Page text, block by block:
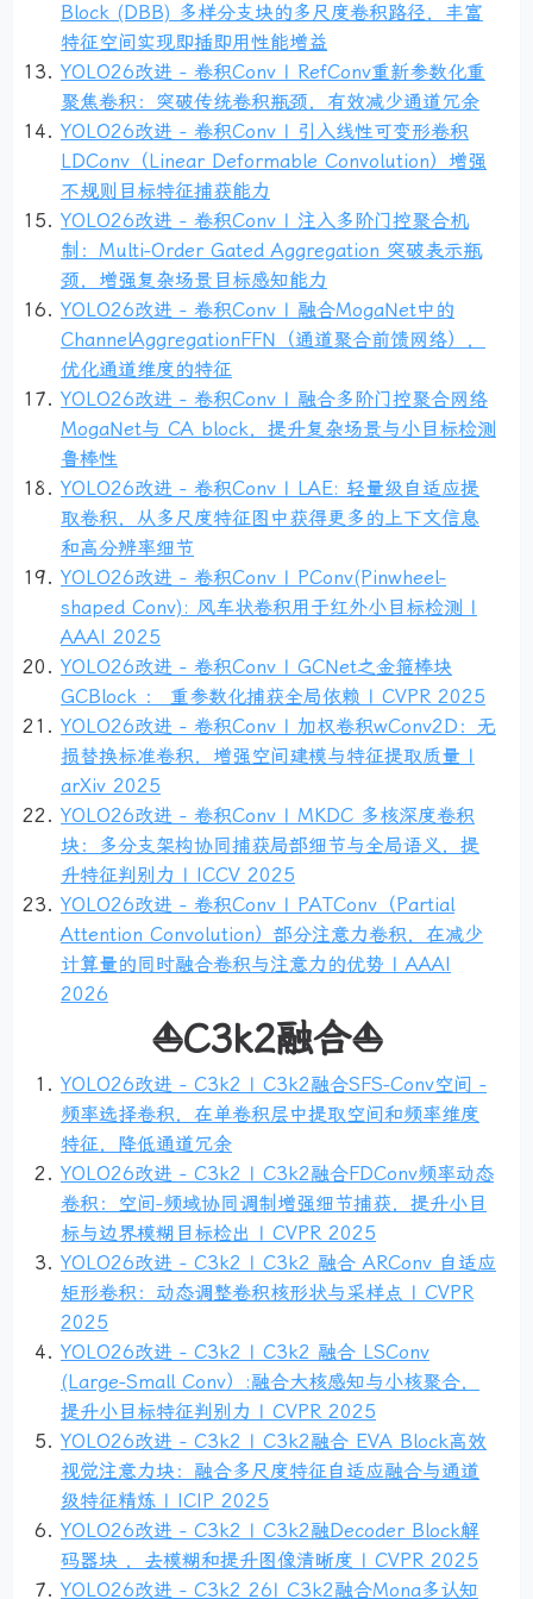
Block (DBB) 多样分支块的多尺度卷积路径，丰富
特征空间实现即插即用性能增益
YOLO26改进 - 卷积Conv | RefConv重新参数化重
聚焦卷积：突破传统卷积瓶颈，有效减少通道冗余
YOLO26改进 - 卷积Conv | 引入线性可变形卷积
LDConv（Linear Deformable Convolution）增强
不规则目标特征捕获能力
YOLO26改进 - 卷积Conv | 注入多阶门控聚合机
制：Multi-Order Gated Aggregation 突破表示瓶
颈，增强复杂场景目标感知能力
YOLO26改进 - 卷积Conv | 融合MogaNet中的
ChannelAggregationFFN（通道聚合前馈网络），
优化通道维度的特征
YOLO26改进 - 卷积Conv | 融合多阶门控聚合网络
MogaNet与 CA block，提升复杂场景与小目标检测
鲁棒性
YOLO26改进 - 卷积Conv | LAE: 轻量级自适应提
取卷积，从多尺度特征图中获得更多的上下文信息
和高分辨率细节
YOLO26改进 - 卷积Conv | PConv(Pinwheel-
shaped Conv): 风车状卷积用于红外小目标检测 |
AAAI 2025
YOLO26改进 - 卷积Conv | GCNet之金箍棒块
GCBlock ： 重参数化捕获全局依赖 | CVPR 2025
YOLO26改进 - 卷积Conv | 加权卷积wConv2D：无
损替换标准卷积，增强空间建模与特征提取质量 |
arXiv 2025
YOLO26改进 - 卷积Conv | MKDC 多核深度卷积
块：多分支架构协同捕获局部细节与全局语义，提
升特征判别力 | ICCV 2025
YOLO26改进 - 卷积Conv | PATConv（Partial
Attention Convolution）部分注意力卷积，在减少
计算量的同时融合卷积与注意力的优势 | AAAI
2026
⛵C3k2融合⛵
YOLO26改进 - C3k2 | C3k2融合SFS-Conv空间 -
频率选择卷积，在单卷积层中提取空间和频率维度
特征，降低通道冗余
YOLO26改进 - C3k2 | C3k2融合FDConv频率动态
卷积：空间-频域协同调制增强细节捕获，提升小目
标与边界模糊目标检出 | CVPR 2025
YOLO26改进 - C3k2 | C3k2 融合 ARConv 自适应
矩形卷积：动态调整卷积核形状与采样点 | CVPR
2025
YOLO26改进 - C3k2 | C3k2 融合 LSConv
(Large-Small Conv）:融合大核感知与小核聚合，
提升小目标特征判别力 | CVPR 2025
YOLO26改进 - C3k2 | C3k2融合 EVA Block高效
视觉注意力块：融合多尺度特征自适应融合与通道
级特征精炼 | ICIP 2025
YOLO26改进 - C3k2 | C3k2融Decoder Block解
码器块 ，去模糊和提升图像清晰度 | CVPR 2025
YOLO26改进 - C3k2 26| C3k2融合Mona多认知